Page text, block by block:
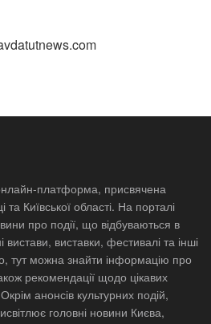
платформа, присвячена
Київської області. На порталі
про події, що відбуваються в
вистави, виставки, фестивалі та інші
тут можна знайти інформацію про
рекомендації щодо цікавих
анонсів культурних подій,
головні новини Києва,